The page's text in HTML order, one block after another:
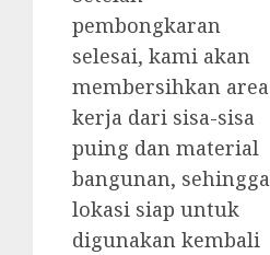
pembongkaran
selesai, kami akan
membersihkan area
kerja dari sisa-sisa
puing dan material
bangunan, sehingga
lokasi siap untuk
digunakan kembali